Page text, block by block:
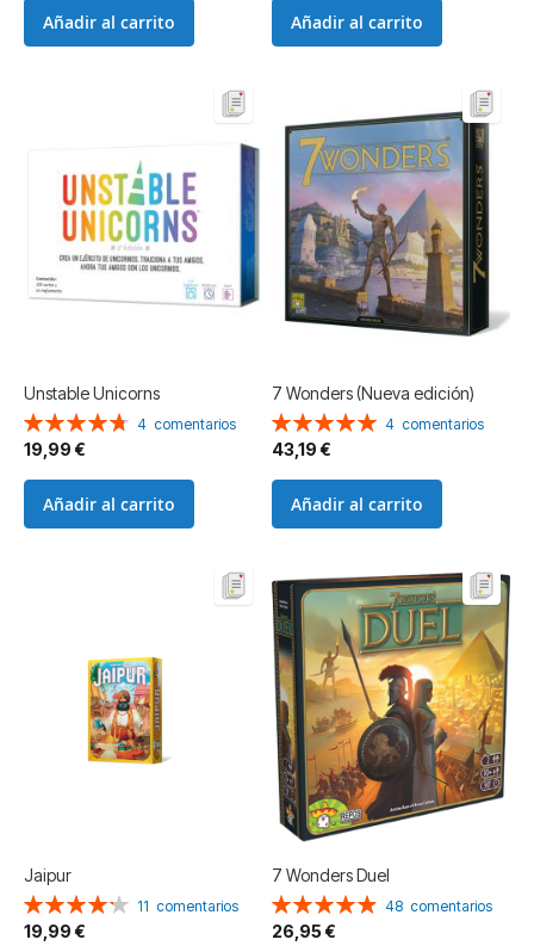
Añadir al carrito Añadir al carrito
Unstable Unicorns
Valoración:
95%
4 comentarios
19,99 €
Añadir al carrito
7 Wonders (Nueva edición)
Valoración:
100%
4 comentarios
43,19 €
Añadir al carrito
Jaipur
Valoración:
85%
11 comentarios
19,99 €
7 Wonders Duel
Valoración:
99%
48 comentarios
26,95 €